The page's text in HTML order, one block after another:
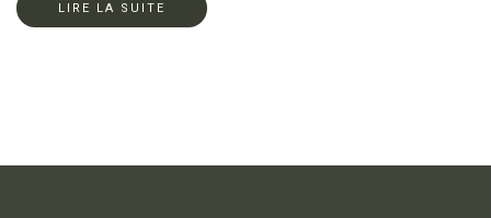
LIRE LA SUITE